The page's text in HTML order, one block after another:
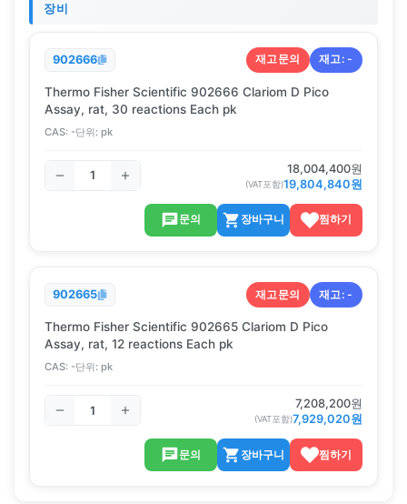
장비
902666 재고문의 재고:-
Thermo Fisher Scientific 902666 Clariom D Pico
Assay, rat, 30 reactions Each pk
CAS: -단위: pk
18,004,400원
(VAT포함)19,804,840원
문의 장바구니 찜하기
902665 재고문의 재고:-
Thermo Fisher Scientific 902665 Clariom D Pico
Assay, rat, 12 reactions Each pk
CAS: -단위: pk
7,208,200원
(VAT포함)7,929,020원
문의 장바구니 찜하기